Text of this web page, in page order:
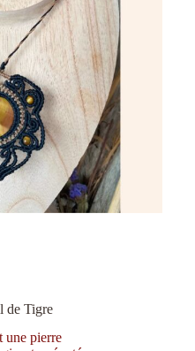
de Tigre
une pierre